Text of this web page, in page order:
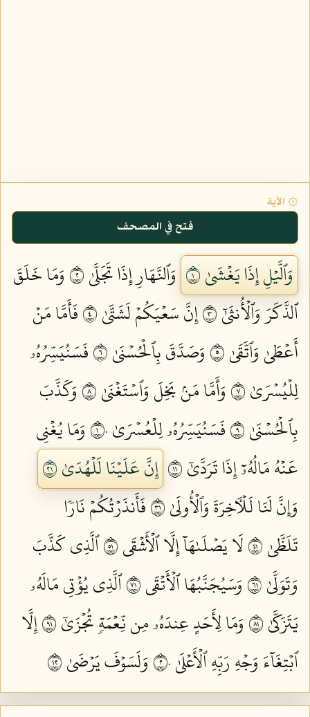
۞ الآية
فتح في المصحف
وَٱلَّيۡلِ إِذَا يَغۡشَىٰ ١ وَٱلنَّهَارِ إِذَا تَجَلَّىٰ ٢
وَمَا خَلَقَ
ٱلذَّكَرَ وَٱلۡأُنثَىٰٓ ٣
إِنَّ سَعۡيَكُمۡ لَشَتَّىٰ ٤
فَأَمَّا مَنۡ
أَعۡطَىٰ وَٱتَّقَىٰ ٥
وَصَدَّقَ بِٱلۡحُسۡنَىٰ ٦
فَسَنُيَسِّرُهُۥ
لِلۡيُسۡرَىٰ ٧
وَأَمَّا مَنۢ بَخِلَ وَٱسۡتَغۡنَىٰ ٨
وَكَذَّبَ
بِٱلۡحُسۡنَىٰ ٩
فَسَنُيَسِّرُهُۥ لِلۡعُسۡرَىٰ ١٠
وَمَا يُغۡنِي
عَنۡهُ مَالُهُۥٓ إِذَا تَرَدَّىٰٓ ١١
إِنَّ عَلَيۡنَا لَلۡهُدَىٰ ١٢
وَإِنَّ لَنَا لَلۡأٓخِرَةَ وَٱلۡأُولَىٰ ١٣
فَأَنذَرۡتُكُمۡ نَارٗا
تَلَظَّىٰ ١٤
لَا يَصۡلَىٰهَآ إِلَّا ٱلۡأَشۡقَى ١٥
ٱلَّذِي كَذَّبَ
وَتَوَلَّىٰ ١٦
وَسَيُجَنَّبُهَا ٱلۡأَتۡقَى ١٧
ٱلَّذِي يُؤۡتِي مَالَهُۥ
يَتَزَكَّىٰ ١٨
وَمَا لِأَحَدٍ عِندَهُۥ مِن نِّعۡمَةٖ تُجۡزَىٰٓ ١٩
إِلَّا
ٱبۡتِغَآءَ وَجۡهِ رَبِّهِ ٱلۡأَعۡلَىٰ ٢٠
وَلَسَوۡفَ يَرۡضَىٰ ٢١